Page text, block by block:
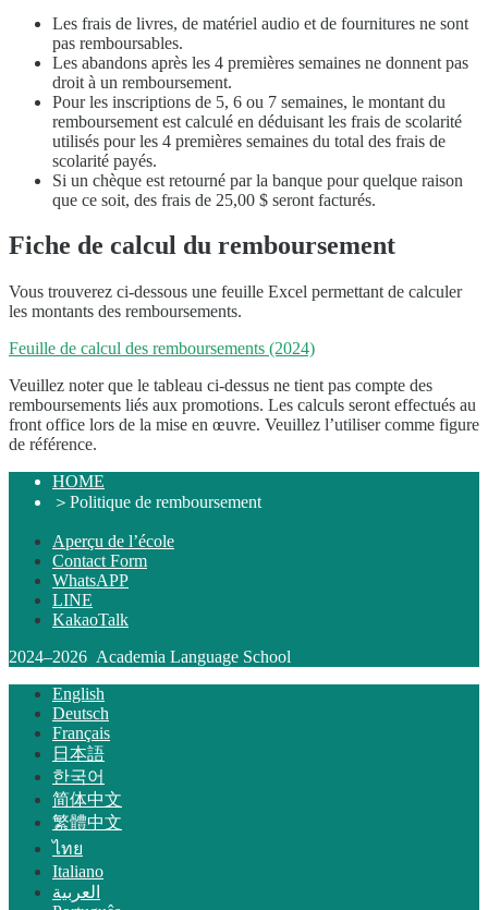
Formulaire de demande en ligne
Processus de la demande à l’inscription
Pour les étudiants actuels
Calendrier des cours
Assiduité et expulsion obligatoire
Inscription aux cours
Vacances
Aperçu de l’école
Les frais de livres, de matériel audio et de fournitures ne sont
pas remboursables.
Les abandons après les 4 premières semaines ne donnent pas
droit à un remboursement.
Pour les inscriptions de 5, 6 ou 7 semaines, le montant du
remboursement est calculé en déduisant les frais de scolarité
utilisés pour les 4 premières semaines du total des frais de
scolarité payés.
Si un chèque est retourné par la banque pour quelque raison
que ce soit, des frais de 25,00 $ seront facturés.
Fiche de calcul du remboursement
Vous trouverez ci-dessous une feuille Excel permettant de calculer
les montants des remboursements.
Feuille de calcul des remboursements (2024)
Veuillez noter que le tableau ci-dessus ne tient pas compte des
remboursements liés aux promotions. Les calculs seront effectués au
front office lors de la mise en œuvre. Veuillez l’utiliser comme figure
de référence.
HOME
＞ Politique de remboursement
Aperçu de l’école
Contact Form
WhatsAPP
LINE
KakaoTalk
2024–2026 Academia Language School
English
Deutsch
Français
日本語
한국어
简体中文
繁體中文
ไทย
Italiano
العربية